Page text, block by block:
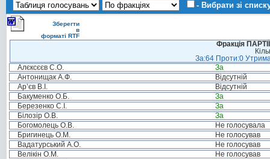
- Вибрати зі
Зберегти
в
форматі RTF
Фракція
За:64 Проти:0
Алєксєєв С.О.
За
Антонищак А.Ф.
Відсутній
Ар’єв В.І.
Відсутній
Бакуменко О.Б.
За
Березенко С.І.
За
Білозір О.В.
За
Богомолець О.В.
Не голосувала
Бригинець О.М.
Не голосував
Вадатурський А.О.
Не голосував
Велікін О.М.
Не голосував